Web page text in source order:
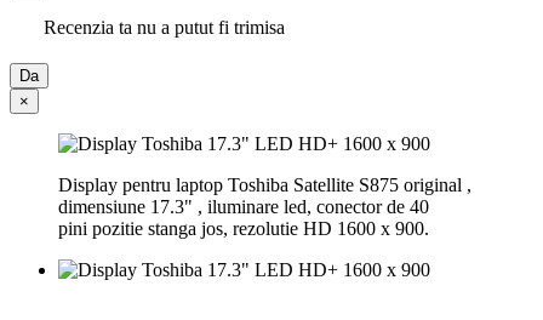
Recenzia ta nu a putut fi trimisa
Da
×
Display pentru laptop Toshiba Satellite S875 original ,
dimensiune 17.3" , iluminare led, conector de 40
pini pozitie stanga jos, rezolutie HD 1600 x 900.